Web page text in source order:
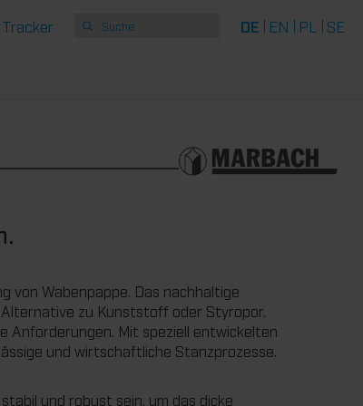
DE EN PL SE
von Wabenpappe. Das nachhaltige
zu Kunststoff oder Styropor.
Anforderungen. Mit speziell entwickelten
und wirtschaftliche Stanzprozesse.
und robust sein, um das dicke